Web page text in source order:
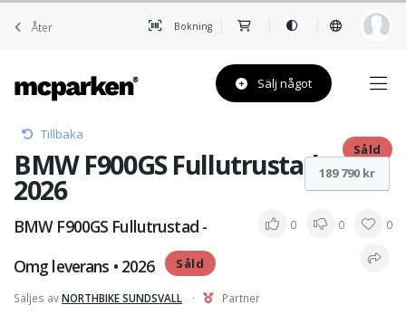
Åter Bokning
Sälj något
Tillbaka
BMW F900GS Fullutrustad - •
2026
Såld
BMW F900GS Fullutrustad -
Omg leverans • 2026
Såld
0 0 0
Säljes avNORTHBIKE SUNDSVALL · Partner
189 790 kr